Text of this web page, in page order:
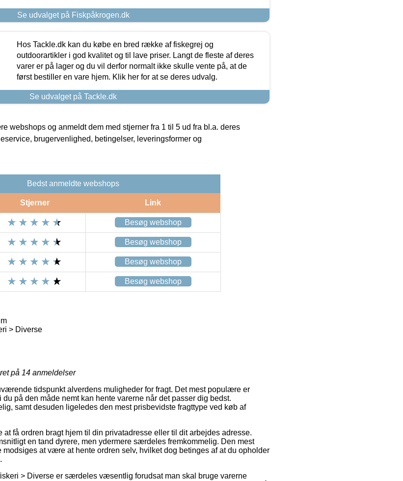
Se udvalget på Fiskpåkrogen.dk
Hos Tackle.dk kan du købe en bred række af fiskegrej og
outdoorartikler i god kvalitet og til lave priser. Langt de fleste af deres
varer er på lager og du vil derfor normalt ikke skulle vente på, at de
først bestiller en vare hjem. Klik her for at se deres udvalg.
Se udvalget på Tackle.dk
webshops og anmeldt dem med stjerner fra 1 til 5 ud fra bl.a. deres
brugervenlighed, betingelser, leveringsformer og
Bedst anmeldte webshops
Stjerner Link
Besøg webshop
Besøg webshop
Besøg webshop
Besøg webshop
> Diverse
på 14 anmeldelser
tidspunkt alverdens muligheder for fragt. Det mest populære er
på den måde nemt kan hente varerne når det passer dig bedst.
samt desuden ligeledes den mest prisbevidste fragttype ved køb af
at få ordren bragt hjem til din privatadresse eller til dit arbejdes adresse.
en tand dyrere, men ydermere særdeles fremkommelig. Den mest
modsiges at være at hente ordren selv, hvilket dog betinges af at du opholder
> Diverse er særdeles væsentlig forudsat man skal bruge varerne